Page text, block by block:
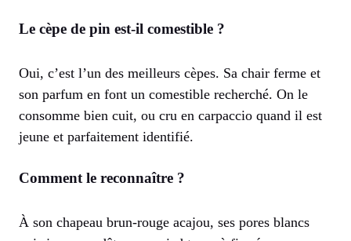
Le cèpe de pin est-il comestible ?
Oui, c’est l’un des meilleurs cèpes. Sa chair ferme et
son parfum en font un comestible recherché. On le
consomme bien cuit, ou cru en carpaccio quand il est
jeune et parfaitement identifié.
Comment le reconnaître ?
À son chapeau brun-rouge acajou, ses pores blancs